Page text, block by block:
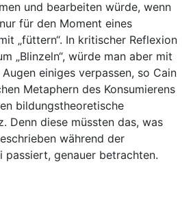
und bearbeiten würde, wenn
für den Moment eines
„füttern“. In kritischer Reflexion
„Blinzeln“, würde man aber mit
einiges verpassen, so Cain
Metaphern des Konsumierens
bildungstheoretische
Denn diese müssten das, was
während der
passiert, genauer betrachten.